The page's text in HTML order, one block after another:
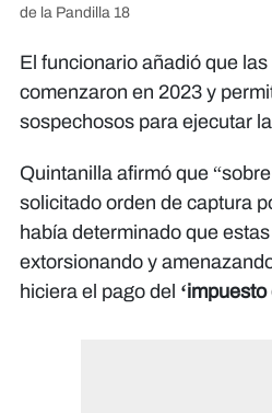
de la Pandilla 18
El funcionario añadió que
comenzaron en 2023 y
sospechosos para ejecutar
Quintanilla afirmó que
solicitado orden de captura
había determinado que
extorsionando y
hiciera el pago del ‘impuesto